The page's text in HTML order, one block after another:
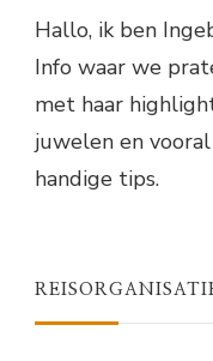
Hallo, ik ben
Info waar we
met haar
juwelen en
handige tips.